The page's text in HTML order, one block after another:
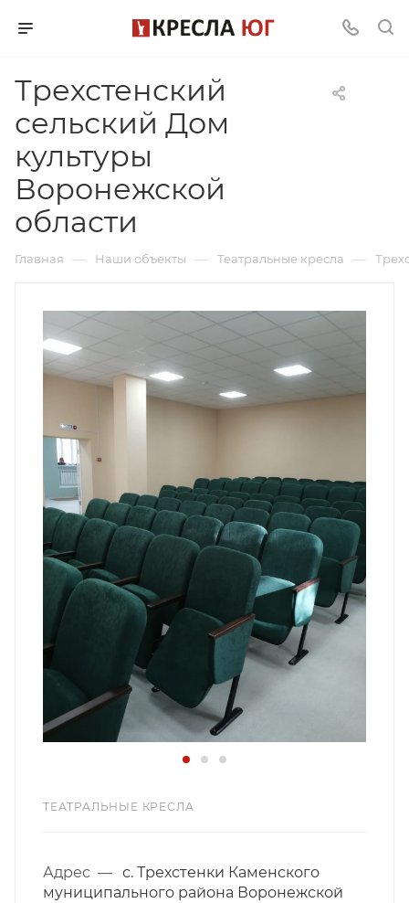
Трехстенский
сельский Дом
культуры
Воронежской
области
Главная — Наши объекты — Театральные кресла —
ТЕАТРАЛЬНЫЕ КРЕСЛА
Адрес — с. Трехстенки Каменского
муниципального района Воронежской